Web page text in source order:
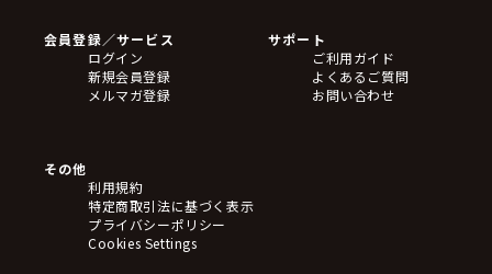
フィギュア
アクリルスタンド
バッジ
キーホルダー・ストラップ
ステッカー・シール・カード
タペストリー・ポスター
アームサポーター
ブレードホルダー
会員登録／サービス
ログイン
新規会員登録
メルマガ登録
サポート
ご利用ガイド
よくあるご質問
お問い合わせ
その他
利用規約
特定商取引法に基づく表示
プライバシーポリシー
Cookies Settings